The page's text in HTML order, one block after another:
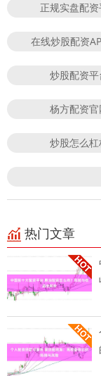
正规实盘配资
在线炒股配资
炒股配资平
杨方配资官
炒股怎么杠
热门文章